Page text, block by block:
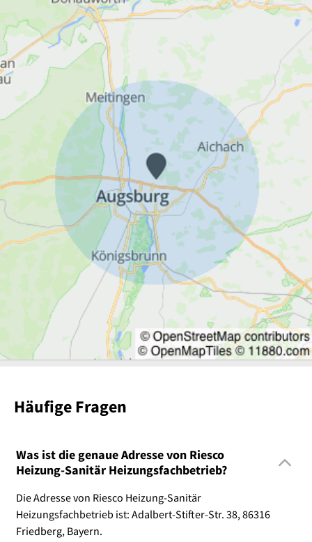
Häufige Fragen
Was ist die genaue Adresse von Riesco
Heizung-Sanitär Heizungsfachbetrieb?
Die Adresse von Riesco Heizung-Sanitär
Heizungsfachbetrieb ist: Adalbert-Stifter-Str. 38, 86316
Friedberg, Bayern.